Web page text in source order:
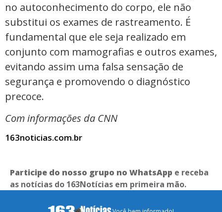
no autoconhecimento do corpo, ele não
substitui os exames de rastreamento. É
fundamental que ele seja realizado em
conjunto com mamografias e outros exames,
evitando assim uma falsa sensação de
segurança e promovendo o diagnóstico
precoce.
Com informações da CNN
163noticias.com.br
Participe do nosso grupo no WhatsApp e receba
as notícias do 163Notícias em primeira mão.